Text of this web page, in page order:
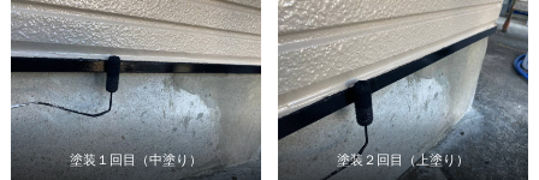
塗装１回目（中塗り） 塗装２回目（上塗り）